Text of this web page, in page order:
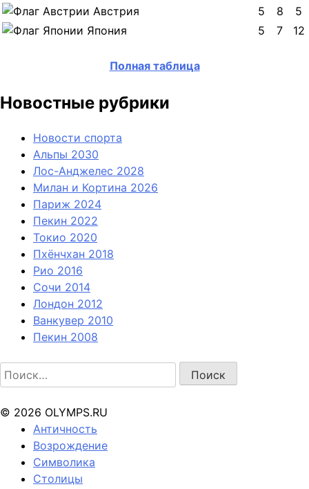
Австрия
5 8
5
Япония
5 7 12
Полная таблица
Новостные рубрики
Новости спорта
Альпы 2030
Лос-Анджелес 2028
Милан и Кортина 2026
Париж 2024
Пекин 2022
Токио 2020
Пхёнчхан 2018
Рио 2016
Сочи 2014
Лондон 2012
Ванкувер 2010
Пекин 2008
Найти:
© 2026 OLYMPS.RU
Античность
Возрождение
Символика
Столицы